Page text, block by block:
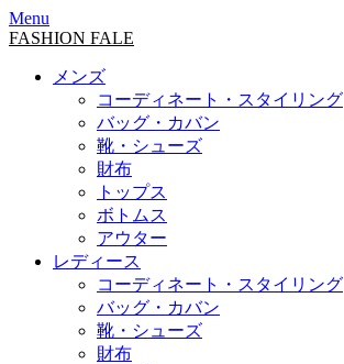
Menu
FASHION FALE
メンズ
コーディネート・スタイリング
バッグ・カバン
靴・シューズ
財布
トップス
ボトムス
アウター
レディース
コーディネート・スタイリング
バッグ・カバン
靴・シューズ
財布